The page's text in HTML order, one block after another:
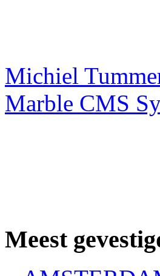
Michiel
Marble CMS
Meest